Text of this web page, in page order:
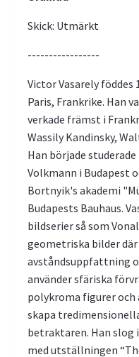
Skick: Utmärkt
-----------------
Victor Vasarely föddes
Paris, Frankrike. Han
verkade främst i
Wassily Kandinsky,
Han började
Volkmann i Budapest
Bortnyik's akademi
Budapests Bauhaus.
bildserier så som
geometriska bilder
avståndsuppfattning
använder sfäriska
polykroma figurer
skapa
betraktaren. Han
med utställningen